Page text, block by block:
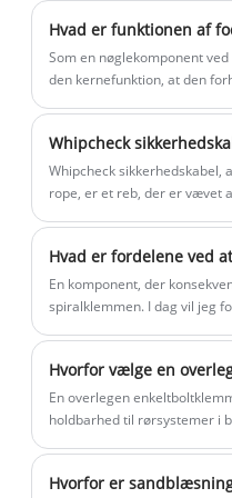
tilpasse
meget
superior klemme KC nippel
Hvad er funktionen af
Som en nøglekomponent
den kernefunktion, at den
Whipcheck
Whipcheck sikkerhedskabel,
rope, er et reb, der er vævet
En komponent, der
spiralklemmen. I dag vil jeg
fordele.
En overlegen
holdbarhed til rørsystemer i
enkeltboltklemmer, mens